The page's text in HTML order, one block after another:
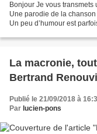
Bonjour Je vous
Une parodie de la
Un peu d’humour est
La macronie, tout «
Bertrand
Publié le 21/09/2018 à
Par lucien-pons